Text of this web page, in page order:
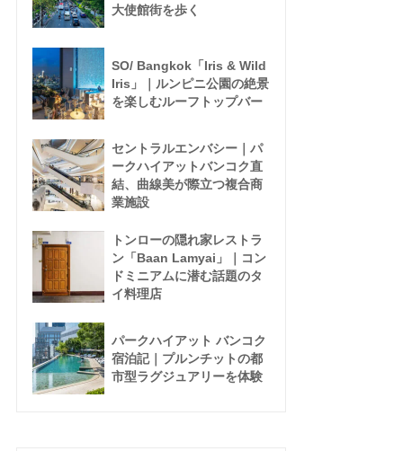
大使館街を歩く
SO/ Bangkok「Iris & Wild
Iris」｜ルンピニ公園の絶景
を楽しむルーフトップバー
セントラルエンバシー｜パ
ークハイアットバンコク直
結、曲線美が際立つ複合商
業施設
トンローの隠れ家レストラ
ン「Baan Lamyai」｜コン
ドミニアムに潜む話題のタ
イ料理店
パークハイアット バンコク
宿泊記｜プルンチットの都
市型ラグジュアリーを体験